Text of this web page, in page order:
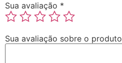
Sua avaliação *
Sua avaliação sobre o produto